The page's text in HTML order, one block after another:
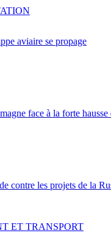
aviaire se propage
face à la forte
contre les projets de la
ET TRANSPORT